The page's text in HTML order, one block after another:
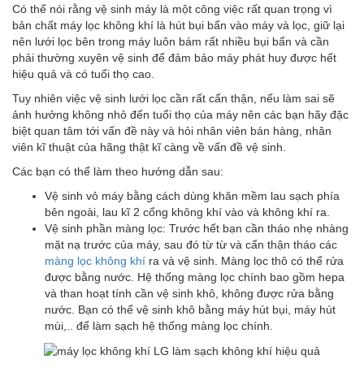
Có thể nói rằng vệ sinh máy là một công việc rất quan trọng vì
bản chất máy lọc không khí là hút bụi bẩn vào máy và lọc, giữ lại
nên lưới lọc bên trong máy luôn bám rất nhiều bụi bẩn và cần
phải thường xuyên vệ sinh để đảm bảo máy phát huy được hết
hiệu quả và có tuổi thọ cao.
Tuy nhiên việc vệ sinh lưới lọc cần rất cẩn thận, nếu làm sai sẽ
ảnh hưởng không nhỏ đến tuổi thọ của máy nên các bạn hãy đặc
biệt quan tâm tới vấn đề này và hỏi nhân viên bán hàng, nhân
viên kĩ thuật của hãng thật kĩ càng về vấn đề vệ sinh.
Các bạn có thể làm theo hướng dẫn sau:
Vệ sinh vỏ máy bằng cách dùng khăn mềm lau sạch phía
bên ngoài, lau kĩ 2 cổng không khí vào và không khí ra.
Vệ sinh phần màng lọc: Trước hết bạn cần tháo nhẹ nhàng
mặt nạ trước của máy, sau đó từ từ và cẩn thận tháo các
màng lọc không khí ra và vệ sinh. Màng lọc thô có thể rửa
được bằng nước. Hệ thống màng lọc chính bao gồm hepa
và than hoạt tính cần vệ sinh khô, không được rửa bằng
nước. Bạn có thể vệ sinh khô bằng máy hút bụi, máy hút
mùi,.. để làm sạch hệ thống màng lọc chính.